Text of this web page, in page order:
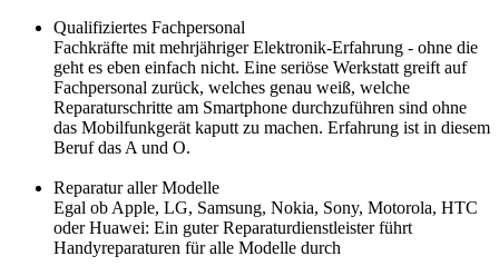
Qualifiziertes Fachpersonal
Fachkräfte mit mehrjähriger Elektronik-Erfahrung - ohne die
geht es eben einfach nicht. Eine seriöse Werkstatt greift auf
Fachpersonal zurück, welches genau weiß, welche
Reparaturschritte am Smartphone durchzuführen sind ohne
das Mobilfunkgerät kaputt zu machen. Erfahrung ist in diesem
Beruf das A und O.
Reparatur aller Modelle
Egal ob Apple, LG, Samsung, Nokia, Sony, Motorola, HTC
oder Huawei: Ein guter Reparaturdienstleister führt
Handyreparaturen für alle Modelle durch